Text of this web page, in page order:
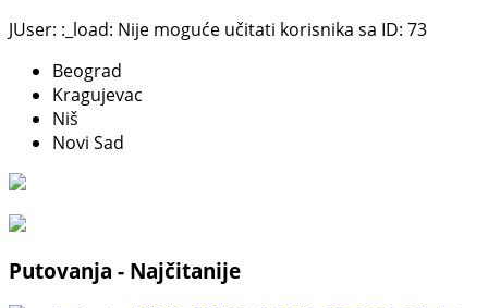
JUser: :_load: Nije moguće učitati korisnika sa ID: 73
Beograd
Kragujevac
Niš
Novi Sad
Putovanja - Najčitanije